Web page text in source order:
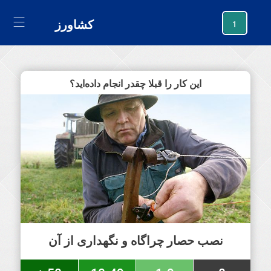
کشاورز 1
این کار را قبلا چقدر انجام داده‌اید؟
نصب حصار چراگاه و نگهداری از آن